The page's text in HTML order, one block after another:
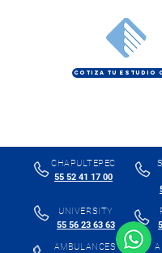
COTIZA TU ESTUDIO
CHAPULTEPEC
55 52 41 17 00
UNIVERSITY
55 56 23 63 63
AMBULANCES